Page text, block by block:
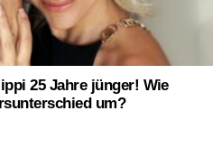
25 Jahre jünger! Wie
um?